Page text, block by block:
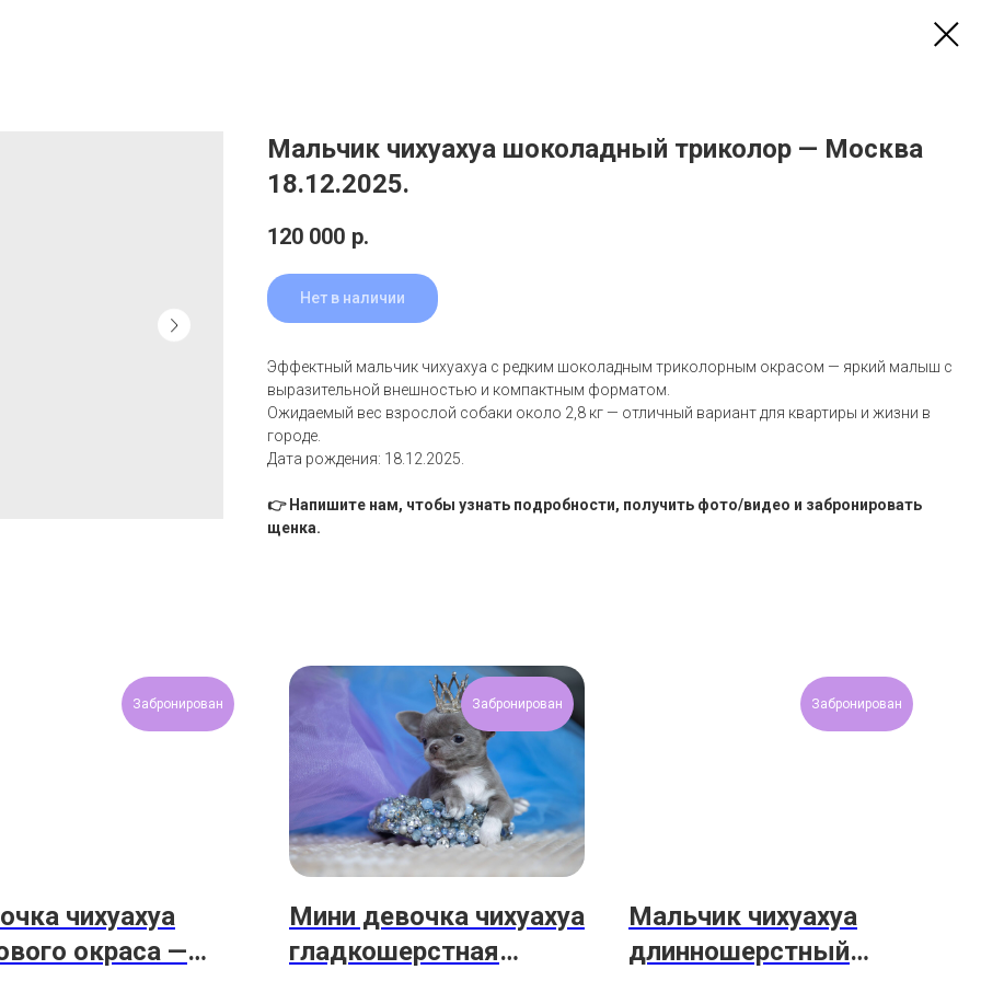
Мальчик чихуахуа шоколадный триколор — Москва
18.12.2025.
120 000 р.
Нет в наличии
Эффектный мальчик чихуахуа с редким шоколадным триколорным окрасом — яркий малыш с
выразительной внешностью и компактным форматом.
Ожидаемый вес взрослой собаки около 2,8 кг — отличный вариант для квартиры и жизни в
городе.
Дата рождения: 18.12.2025.
👉 Напишите нам, чтобы узнать подробности, получить фото/видео и забронировать
щенка.
Забронирован
чихуахуа
окраса —
Забронирован
Мини девочка чихуахуа
гладкошерстная
Забронирован
Мальчик чихуахуа
длинношерстный